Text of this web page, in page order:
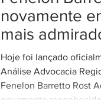
com a participação de
Alvarez, Subsecretária
Parcerias da Secretaria
novamente
mais
Hoje foi lançado
Análise Advocacia
Fenelon Barretto Rost
novamente